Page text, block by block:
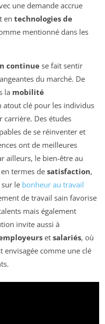
une demande accrue
en technologies de
mentionné dans les
continue se fait sentir
du marché. De
la mobilité
atout clé pour les individus
carrière. Des études
de se réinventer et
ont de meilleures
ailleurs, le bien-être au
termes de satisfaction,
le bonheur au travail
de travail sain favorise
mais également
invite aussi à
et salariés, où
comme une clé